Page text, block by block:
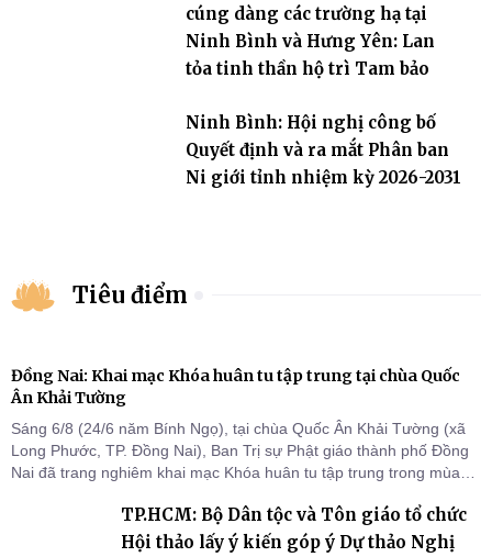
cúng dàng các trường hạ tại
Ninh Bình và Hưng Yên: Lan
tỏa tinh thần hộ trì Tam bảo
Ninh Bình: Hội nghị công bố
Quyết định và ra mắt Phân ban
Ni giới tỉnh nhiệm kỳ 2026-2031
Tiêu điểm
Đồng Nai: Khai mạc Khóa huân tu tập trung tại chùa Quốc
Ân Khải Tường
Sáng 6/8 (24/6 năm Bính Ngọ), tại chùa Quốc Ân Khải Tường (xã
Long Phước, TP. Đồng Nai), Ban Trị sự Phật giáo thành phố Đồng
Nai đã trang nghiêm khai mạc Khóa huân tu tập trung trong mùa
chỗ khu vực VII, VIII và trường hạ chùa Quốc Ân Khải Tường.
TP.HCM: Bộ Dân tộc và Tôn giáo tổ chức
Hội thảo lấy ý kiến góp ý Dự thảo Nghị